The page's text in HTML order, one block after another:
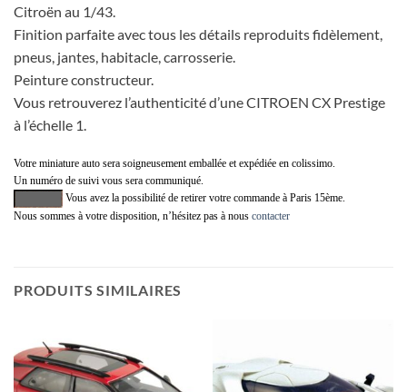
Citroën au 1/43.
Finition parfaite avec tous les détails reproduits fidèlement,
pneus, jantes, habitacle, carrosserie.
Peinture constructeur.
Vous retrouverez l’authenticité d’une CITROEN CX Prestige
à l’échelle 1.
Votre miniature auto sera soigneusement emballée et expédiée en colissimo.
Un numéro de suivi vous sera communiqué.
Vous avez la possibilité de retirer votre commande à Paris 15ème.
Nous sommes à votre disposition, n’hésitez pas à nous contacter
PRODUITS SIMILAIRES